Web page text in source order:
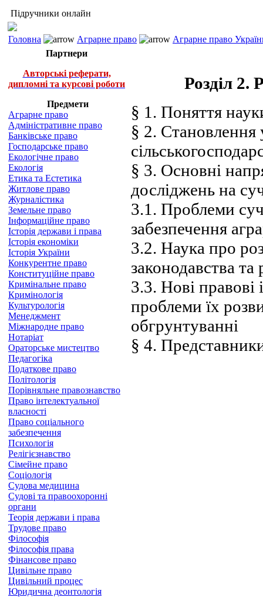
Підручники онлайн
Головна Аграрне право
Аграрне право
Партнери
Авторські реферати,
дипломні та курсові роботи
Предмети
Аграрне право
Адміністративне право
Банківське право
Господарське право
Екологічне право
Екологія
Етика та Естетика
Житлове право
Журналістика
Земельне право
Інформаційне право
Історія держави і права
Історія економіки
Історія України
Конкурентне право
Конституційне право
Кримінальне право
Кримінологія
Культурологія
Менеджмент
Міжнародне право
Нотаріат
Ораторське мистецтво
Педагогіка
Податкове право
Політологія
Порівняльне правознавство
Право інтелектуальної
власності
Право соціального
забезпечення
Психологія
Релігієзнавство
Сімейне право
Соціологія
Судова медицина
Судові та правоохоронні
органи
Теорія держави і права
Трудове право
Філософія
Філософія права
Фінансове право
Цивільне право
Цивільний процес
Юридична деонтологія
Розділ 2.
§ 1. Поняття
§ 2. Становлення
§ 3. Основні
досліджень на
3.1. Проблеми
забезпечення
3.2. Наука про
законодавства
3.3. Нові правові
проблеми їх
обгрунтуванні
§ 4.